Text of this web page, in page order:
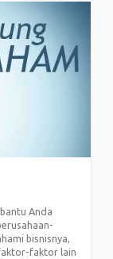
Anda
bisnisnya,
faktor lain